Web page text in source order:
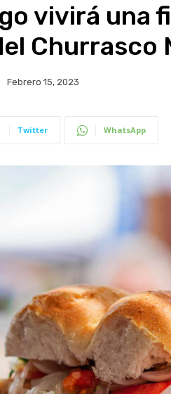
vivirá una
Churrasco
Febrero 15, 2023
Twitter WhatsApp